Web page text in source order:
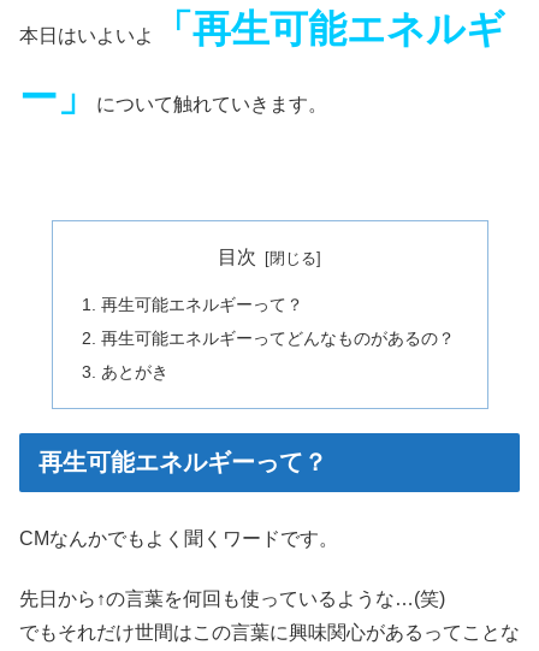
本日はいよいよ
「再生可能エネルギ
ー」
について触れていきます。
目次
再生可能エネルギーって？
再生可能エネルギーってどんなものがあるの？
あとがき
再生可能エネルギーって？
CMなんかでもよく聞くワードです。
先日から↑の言葉を何回も使っているような…(笑)
でもそれだけ世間はこの言葉に興味関心があるってことな